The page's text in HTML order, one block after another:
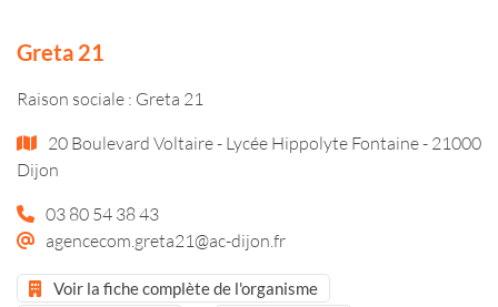
Greta 21
Raison sociale : Greta 21
20 Boulevard Voltaire - Lycée Hippolyte Fontaine - 21000
Dijon
03 80 54 38 43
agencecom.greta21@ac-dijon.fr
Voir la fiche complète de l'organisme